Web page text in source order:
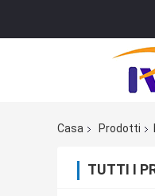
Casa Prodotti
TUTTI I